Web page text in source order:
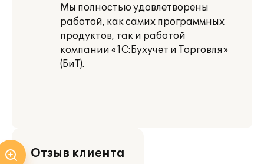
Мы полностью удовлетворены
работой, как самих программных
продуктов, так и работой
компании «1С:Бухучет и Торговля»
(БиТ).
Отзыв клиента